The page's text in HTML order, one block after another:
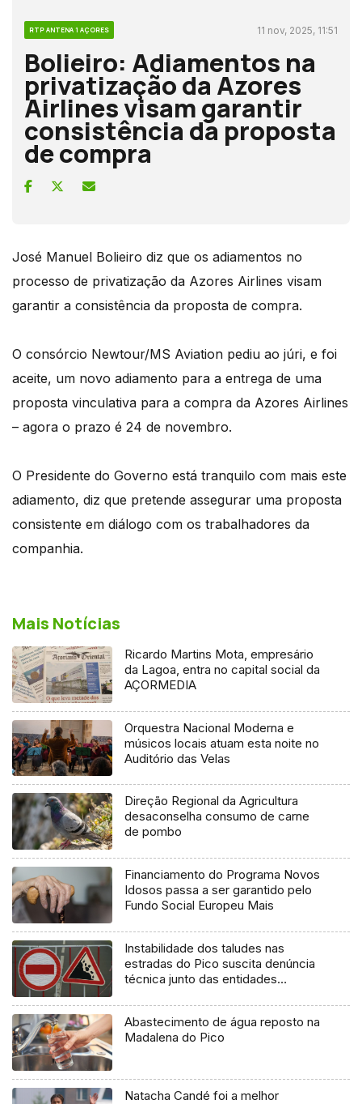
RTP ANTENA 1 AÇORES 11 nov, 2025, 11:51
Bolieiro: Adiamentos na
privatização da Azores
Airlines visam garantir
consistência da proposta
de compra
José Manuel Bolieiro diz que os adiamentos no
processo de privatização da Azores Airlines visam
garantir a consistência da proposta de compra.
O consórcio Newtour/MS Aviation pediu ao júri, e foi
aceite, um novo adiamento para a entrega de uma
proposta vinculativa para a compra da Azores Airlines
– agora o prazo é 24 de novembro.
O Presidente do Governo está tranquilo com mais este
adiamento, diz que pretende assegurar uma proposta
consistente em diálogo com os trabalhadores da
companhia.
Mais Notícias
Ricardo Martins Mota, empresário
da Lagoa, entra no capital social da
AÇORMEDIA
Orquestra Nacional Moderna e
músicos locais atuam esta noite no
Auditório das Velas
Direção Regional da Agricultura
desaconselha consumo de carne
de pombo
Financiamento do Programa Novos
Idosos passa a ser garantido pelo
Fundo Social Europeu Mais
Instabilidade dos taludes nas
estradas do Pico suscita denúncia
técnica junto das entidades
Abastecimento de água reposto na
Madalena do Pico
Natacha Candé foi a melhor